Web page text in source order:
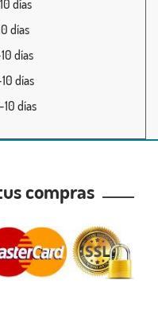
días
días
días
días
días
compras